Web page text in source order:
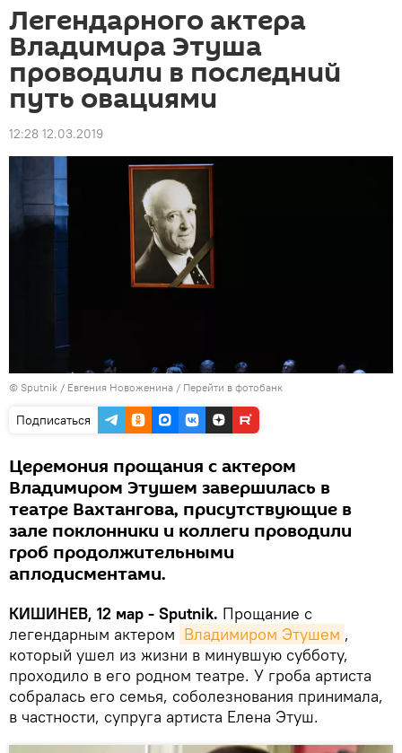
Легендарного актера
Владимира Этуша
проводили в последний
путь овациями
12:28 12.03.2019
© Sputnik / Евгения Новоженина / Перейти в фотобанк
Подписаться
Церемония прощания с актером
Владимиром Этушем завершилась в
театре Вахтангова, присутствующие в
зале поклонники и коллеги проводили
гроб продолжительными
аплодисментами.
КИШИНЕВ, 12 мар - Sputnik. Прощание с
легендарным актером Владимиром Этушем ,
который ушел из жизни в минувшую субботу,
проходило в его родном театре. У гроба артиста
собралась его семья, соболезнования принимала,
в частности, супруга артиста Елена Этуш.